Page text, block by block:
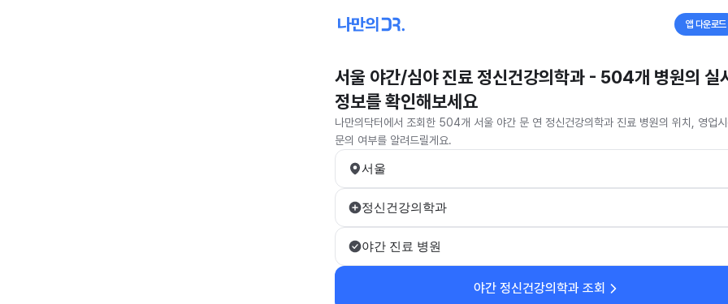
앱 다운로드
서울 야간/심야 진료 정신건강의학과 - 504개 병원의 실
정보를 확인해보세요
나만의닥터에서 조회한 504개 서울 야간 문 연 정신건강의학과 진료 병원의 위치, 영업
문의 여부를 알려드릴게요.
서울
정신건강의학과
야간 진료 병원
야간 정신건강의학과 조회